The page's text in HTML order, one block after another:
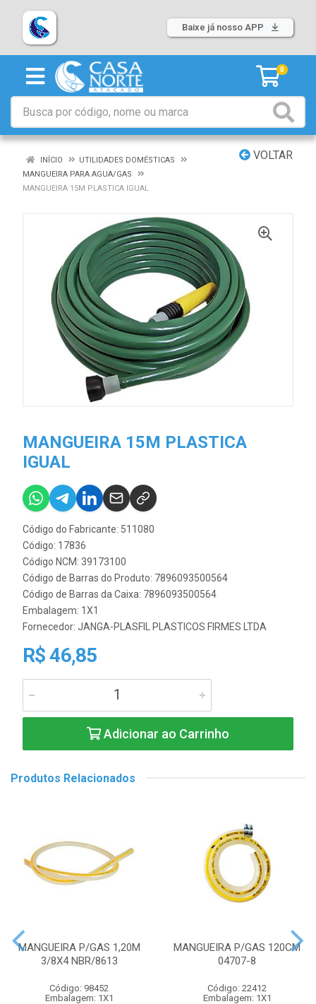
Baixe já nosso APP
0
VOLTAR
INÍCIO
UTILIDADES DOMÉSTICAS
MANGUEIRA PARA AGUA/GAS
MANGUEIRA 15M PLASTICA IGUAL
MANGUEIRA 15M PLASTICA
IGUAL
Código do Fabricante: 511080
Código: 17836
Código NCM: 39173100
Código de Barras do Produto: 7896093500564
Código de Barras da Caixa: 7896093500564
Embalagem: 1X1
Fornecedor: JANGA-PLASFIL PLASTICOS FIRMES LTDA
R$ 46,85
Adicionar ao Carrinho
Produtos Relacionados
MANGUEIRA P/GAS 1,20M
3/8X4 NBR/8613
Código: 98452
Embalagem: 1X1
MANGUEIRA P/GAS 120CM
04707-8
Código: 22412
Embalagem: 1X1